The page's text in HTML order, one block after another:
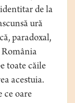
de la
ură
paradoxal,
toate căile
acestuia.
ce oare